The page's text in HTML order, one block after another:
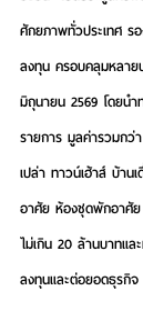
ศักยภาพทั่วประเทศ ร
ลงทุน ครอบคลุมหลาย
มิถุนายน 2569 โดยน
รายการ มูลค่ารวมกว่
เปล่า ทาวน์เฮ้าส์ บ้า
อาศัย ห้องชุดพักอาศั
ไม่เกิน 20 ล้านบาทแล
ลงทุนและต่อยอดธุรกิ